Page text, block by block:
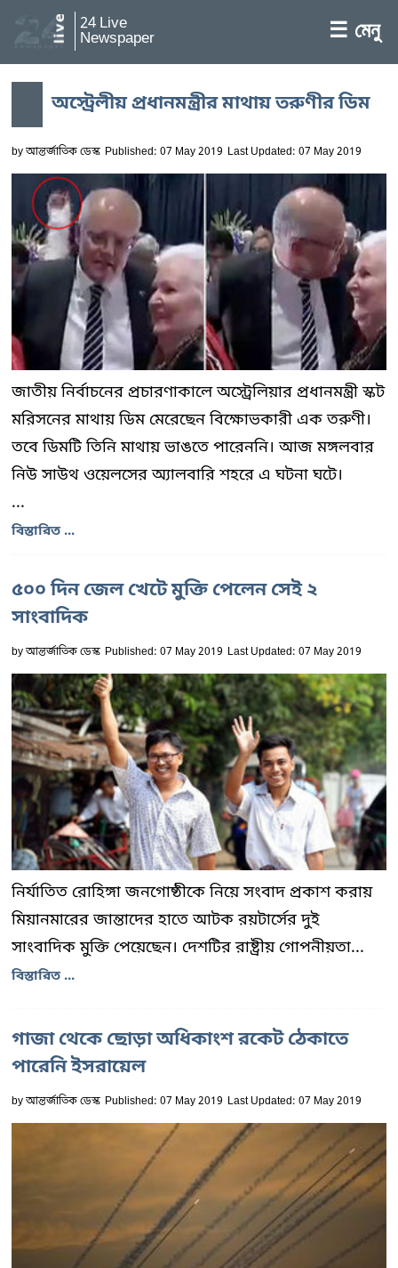
24 Live
Newspaper ☰ মেনু
অস্ট্রেলীয় প্রধানমন্ত্রীর মাথায় তরুণীর ডিম
byআন্তর্জাতিক ডেস্ক Published: 07 May 2019 Last Updated: 07 May 2019
জাতীয় নির্বাচনের প্রচারণাকালে অস্ট্রেলিয়ার প্রধানমন্ত্রী স্কট
মরিসনের মাথায় ডিম মেরেছেন বিক্ষোভকারী এক তরুণী।
তবে ডিমটি তিনি মাথায় ভাঙতে পারেননি। আজ মঙ্গলবার
নিউ সাউথ ওয়েলসের অ্যালবারি শহরে এ ঘটনা ঘটে।
...
বিস্তারিত ...
৫০০ দিন জেল খেটে মুক্তি পেলেন সেই ২
সাংবাদিক
byআন্তর্জাতিক ডেস্ক Published: 07 May 2019 Last Updated: 07 May 2019
নির্যাতিত রোহিঙ্গা জনগোষ্ঠীকে নিয়ে সংবাদ প্রকাশ করায়
মিয়ানমারের জান্তাদের হাতে আটক রয়টার্সের দুই
সাংবাদিক মুক্তি পেয়েছেন। দেশটির রাষ্ট্রীয় গোপনীয়তা...
বিস্তারিত ...
গাজা থেকে ছোড়া অধিকাংশ রকেট ঠেকাতে
পারেনি ইসরায়েল
byআন্তর্জাতিক ডেস্ক Published: 07 May 2019 Last Updated: 07 May 2019